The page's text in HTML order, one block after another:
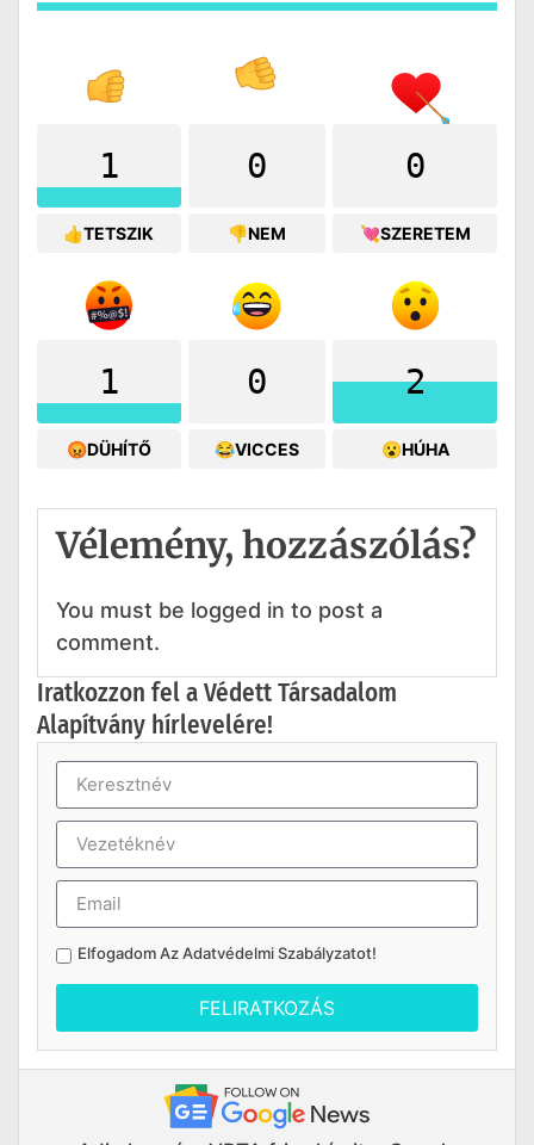
1
👍TETSZIK
0
👎NEM
0
💘SZERETEM
1
😡DÜHÍTŐ
0
😂VICCES
2
😮HÚHA
Vélemény, hozzászólás?
You must be logged in to post a
comment.
Iratkozzon fel a Védett Társadalom
Alapítvány hírlevelére!
Elfogadom AzAdatvédelmi Szabályzatot!
FELIRATKOZÁS